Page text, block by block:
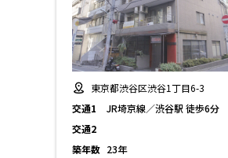
東京都渋谷区渋谷1丁目6-3
交通1
JR埼京線／渋谷駅 徒歩6分
交通2
築年数 23年